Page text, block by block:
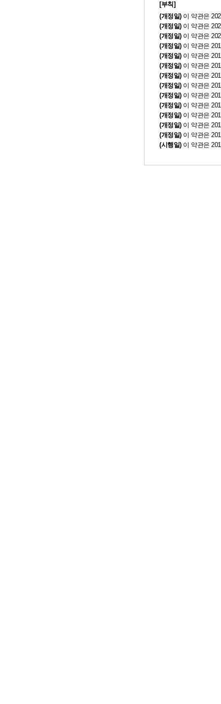
[부칙]
(개정일)이 약관은
(개정일)이 약관은
(개정일)이 약관은
(개정일)이 약관은
(개정일)이 약관은
(개정일)이 약관은
(개정일)이 약관은
(개정일)이 약관은
(개정일)이 약관은
(개정일)이 약관은
(개정일)이 약관은
(개정일)이 약관은
(개정일)이 약관은
(시행일)이 약관은